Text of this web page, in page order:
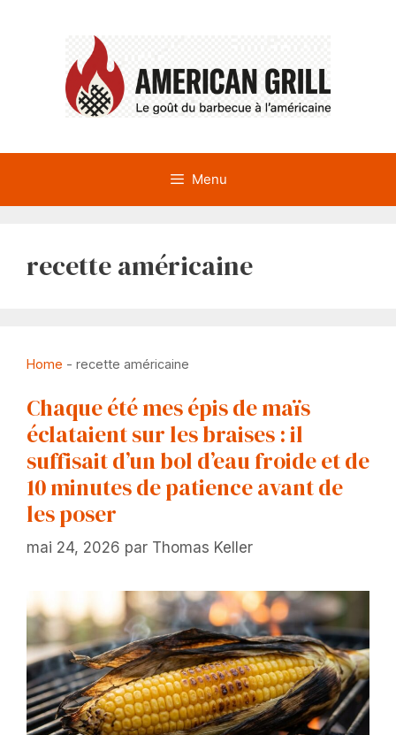
Menu
recette américaine
Home - recette américaine
Chaque été mes épis de maïs
éclataient sur les braises : il
suffisait d’un bol d’eau froide et de
10 minutes de patience avant de
les poser
mai 24, 2026 par Thomas Keller